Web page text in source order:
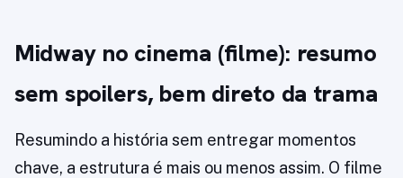
Midway no cinema (filme): resumo
sem spoilers, bem direto da trama
Resumindo a história sem entregar momentos
chave, a estrutura é mais ou menos assim. O filme